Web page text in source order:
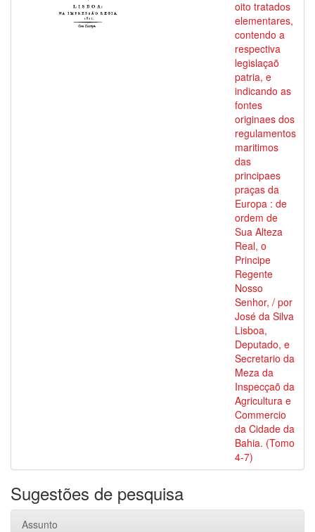
oito tratados
elementares,
contendo a
respectiva
legislaçaõ
patria, e
indicando as
fontes
originaes dos
regulamentos
maritimos
das
principaes
praças da
Europa : de
ordem de
Sua Alteza
Real, o
Principe
Regente
Nosso
Senhor, / por
José da Silva
Lisboa,
Deputado, e
Secretario da
Meza da
Inspecçaõ da
Agricultura e
Commercio
da Cidade da
Bahia. (Tomo
4-7)
Sugestões de pesquisa
Assunto